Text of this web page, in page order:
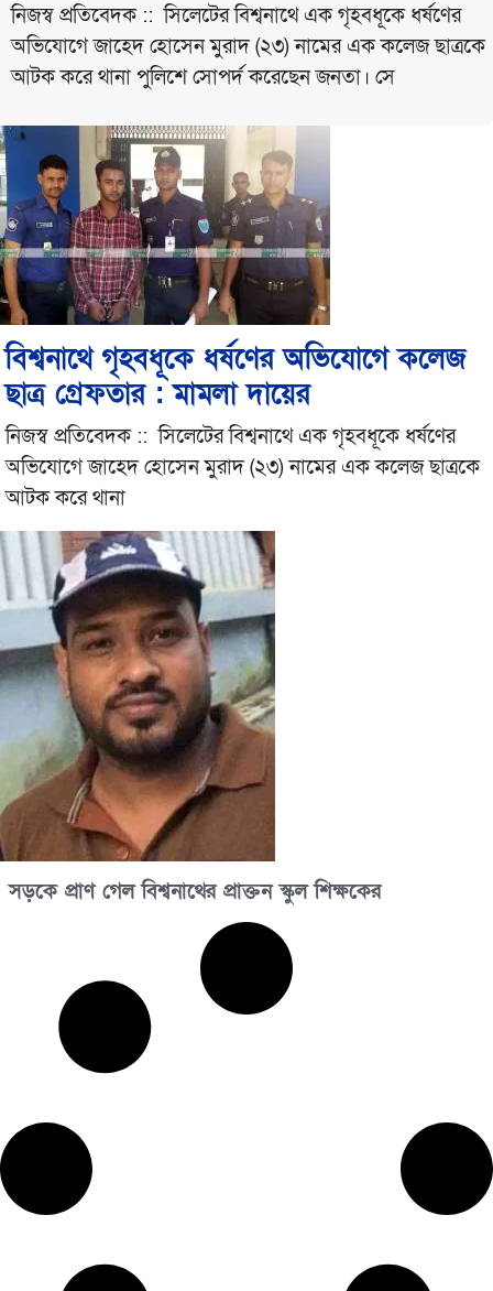
নিজস্ব প্রতিবেদক :: সিলেটের বিশ্বনাথে এক গৃহবধূকে ধর্ষণের
অভিযোগে জাহেদ হোসেন মুরাদ (২৩) নামের এক কলেজ ছাত্রকে
আটক করে থানা পুলিশে সোপর্দ করেছেন জনতা। সে
বিশ্বনাথে গৃহবধূকে ধর্ষণের অভিযোগে কলেজ
ছাত্র গ্রেফতার : মামলা দায়ের
নিজস্ব প্রতিবেদক :: সিলেটের বিশ্বনাথে এক গৃহবধূকে ধর্ষণের
অভিযোগে জাহেদ হোসেন মুরাদ (২৩) নামের এক কলেজ ছাত্রকে
আটক করে থানা
সড়কে প্রাণ গেল বিশ্বনাথের প্রাক্তন স্কুল শিক্ষকের